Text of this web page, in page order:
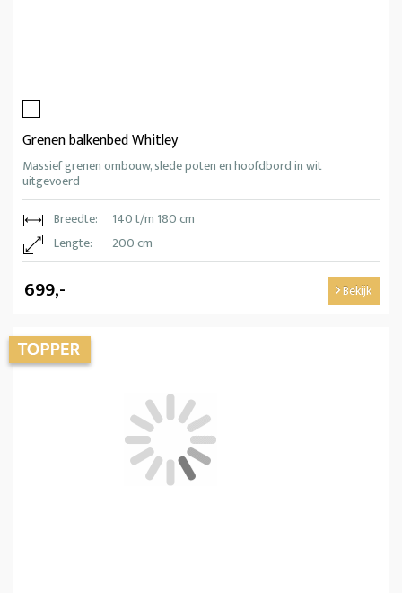
Grenen balkenbed Whitley
Massief grenen ombouw, slede poten en hoofdbord in wit
uitgevoerd
Breedte:
140 t/m 180 cm
Lengte:
200 cm
699,- Bekijk